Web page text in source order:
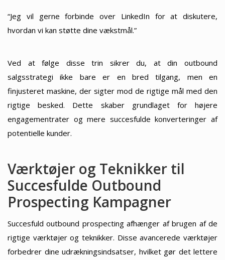
“Jeg vil gerne forbinde over LinkedIn for at diskutere,
hvordan vi kan støtte dine vækstmål.”
Ved at følge disse trin sikrer du, at din outbound
salgsstrategi ikke bare er en bred tilgang, men en
finjusteret maskine, der sigter mod de rigtige mål med den
rigtige besked. Dette skaber grundlaget for højere
engagementrater og mere succesfulde konverteringer af
potentielle kunder.
Værktøjer og Teknikker til
Succesfulde Outbound
Prospecting Kampagner
Succesfuld outbound prospecting afhænger af brugen af de
rigtige værktøjer og teknikker. Disse avancerede værktøjer
forbedrer dine udrækningsindsatser, hvilket gør det lettere